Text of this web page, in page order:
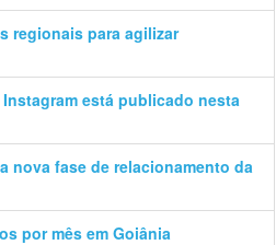
regionais para agilizar
está publicado nesta
nova fase de relacionamento da
por mês em Goiânia